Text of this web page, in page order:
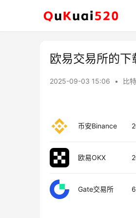
欧易交易所的下
2025-09-03 15:06 • 比
币安Binance
欧易OKX
Gate交易所